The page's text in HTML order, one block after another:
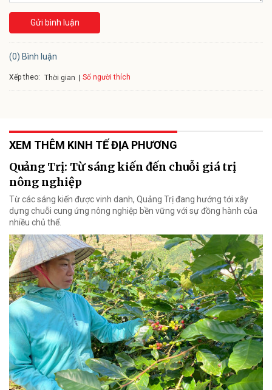
Gửi bình luận
(0) Bình luận
Xếp theo: Thời gian Số người thích
XEM THÊM KINH TẾ ĐỊA PHƯƠNG
Quảng Trị: Từ sáng kiến đến chuỗi giá trị
nông nghiệp
Từ các sáng kiến được vinh danh, Quảng Trị đang hướng tới xây
dựng chuỗi cung ứng nông nghiệp bền vững với sự đồng hành của
nhiều chủ thể.